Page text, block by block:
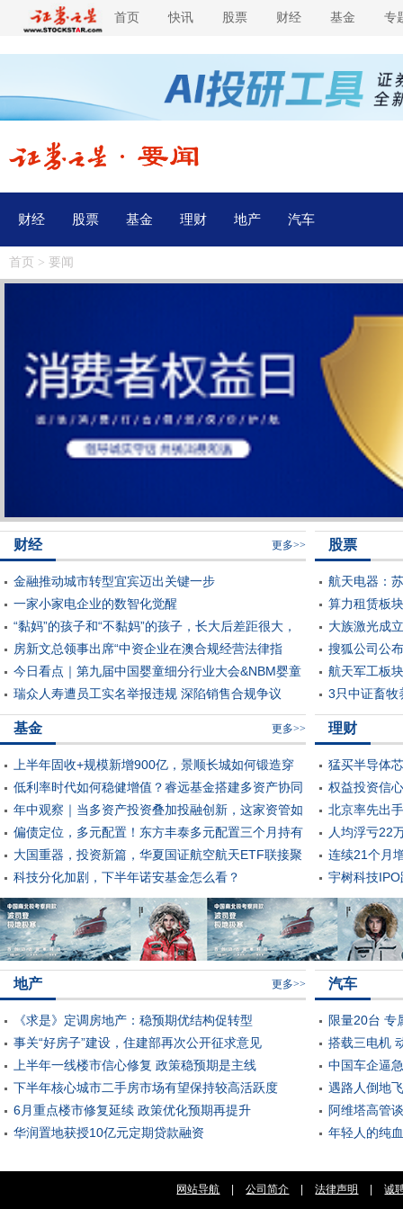
首页 快讯 股票 财经 基金 专
财经 股票 基金 理财 地产 汽车
首页 > 要闻
更多>>
财经
金融推动城市转型宜宾迈出关键一步
一家小家电企业的数智化觉醒
“黏妈”的孩子和“不黏妈”的孩子，长大后差距很大，
妈妈别不重视
房新文总领事出席“中资企业在澳合规经营法律指
导”专题讲座
今日看点｜第九届中国婴童细分行业大会&NBM婴童
行业展将举行
瑞众人寿遭员工实名举报违规 深陷销售合规争议
更多>>
基金
上半年固收+规模新增900亿，景顺长城如何锻造穿
越市场的底气？
低利率时代如何稳健增值？睿远基金搭建多资产协同
配置体系
年中观察｜当多资产投资叠加投融创新，这家资管如
何实现“1+1＞2”？
偏债定位，多元配置！东方丰泰多元配置三个月持有
混合（FOF）今日发售
大国重器，投资新篇，华夏国证航空航天ETF联接聚
焦军工主线
科技分化加剧，下半年诺安基金怎么看？
股票
航天电器：
批量供货阶段
算力租赁板
大族激光成
搜狐公司公
航天军工板
3只中证畜牧
理财
猛买半导体
权益投资信
北京率先出
期？
人均浮亏22
散户深陷泥
连续21个月
口开启？
宇树科技
地为全社会
更多>>
地产
《求是》定调房地产：稳预期优结构促转型
事关“好房子”建设，住建部再次公开征求意见
上半年一线楼市信心修复 政策稳预期是主线
下半年核心城市二手房市场有望保持较高活跃度
6月重点楼市修复延续 政策优化预期再提升
华润置地获授10亿元定期贷款融资
汽车
限量20台 专
于成都车展
搭载三电机
告图
中国车企逼
遇路人倒地
的ES6用户
阿维塔高管
定
年轻人的纯
网站导航 公司简介 法律声明 诚